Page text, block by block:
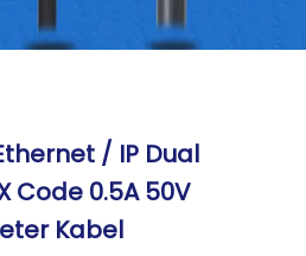
/ IP Dual
Code 0.5A 50V
Kabel